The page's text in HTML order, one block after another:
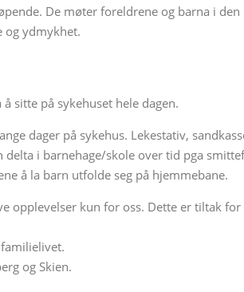
De møter foreldrene og barna i den
og ydmykhet.
sitte på sykehuset hele dagen.
dager på sykehus. Lekestativ,
i barnehage/skole over tid pga
å la barn utfolde seg på hjemmebane.
opplevelser kun for oss. Dette er tiltak for
og Skien.